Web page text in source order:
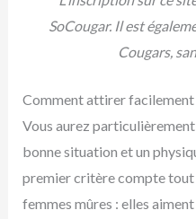
SoCougar. Il est
Cougars,
Comment attirer facilement
Vous aurez particulièrement
bonne situation et un
premier critère compte tout
femmes mûres : elles aiment